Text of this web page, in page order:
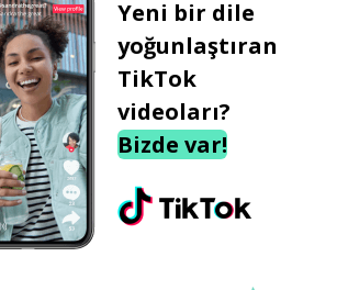
Yeni bir dile
yoğunlaştıran
TikTok
videoları?
Bizde var!